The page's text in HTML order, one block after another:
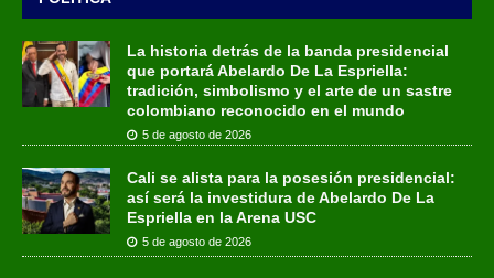
La historia detrás de la banda presidencial
que portará Abelardo De La Espriella:
tradición, simbolismo y el arte de un sastre
colombiano reconocido en el mundo
5 de agosto de 2026
Cali se alista para la posesión presidencial:
así será la investidura de Abelardo De La
Espriella en la Arena USC
5 de agosto de 2026